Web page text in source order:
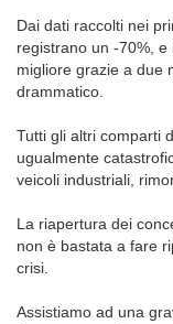
Dai dati raccolti nei
registrano un -70%,
migliore grazie a due
drammatico.
Tutti gli altri comparti
ugualmente
veicoli industriali,
La riapertura dei
non è bastata a fare
crisi.
Assistiamo ad una